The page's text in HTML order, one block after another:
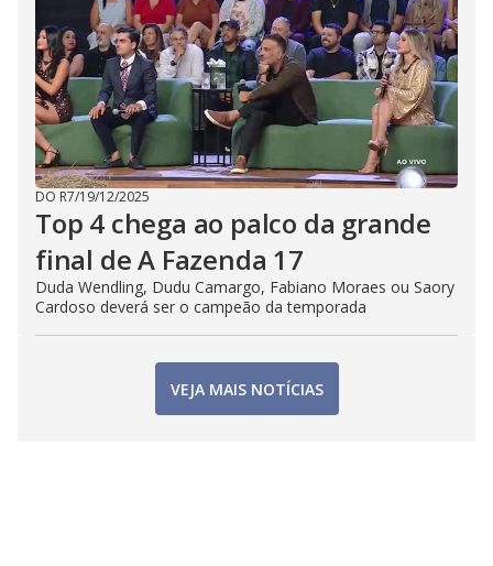
DO R7/19/12/2025
Top 4 chega ao palco da grande
final de A Fazenda 17
Duda Wendling, Dudu Camargo, Fabiano Moraes ou Saory
Cardoso deverá ser o campeão da temporada
VEJA MAIS NOTÍCIAS